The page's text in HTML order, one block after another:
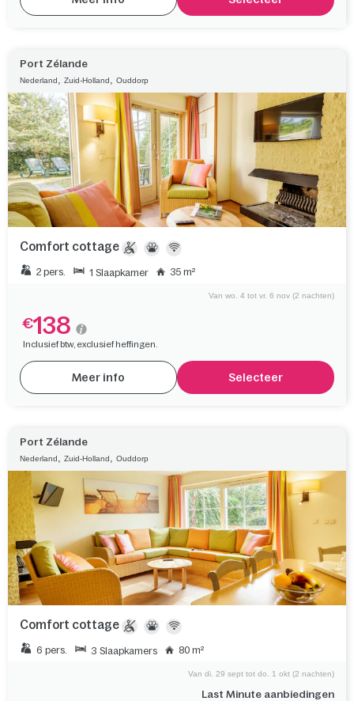
Port Zélande
Nederland Zuid-Holland Ouddorp
Comfort cottage
2 pers. 1 Slaapkamer 35 m²
Van wo. 4 tot vr. 6 nov (2 nachten)
€138
Inclusief btw, exclusief heffingen.
Meer info Selecteer
Port Zélande
Nederland Zuid-Holland Ouddorp
Comfort cottage
6 pers. 3 Slaapkamers 80 m²
Last Minute aanbiedingen
Van di. 29 sept tot do. 1 okt (2 nachten)